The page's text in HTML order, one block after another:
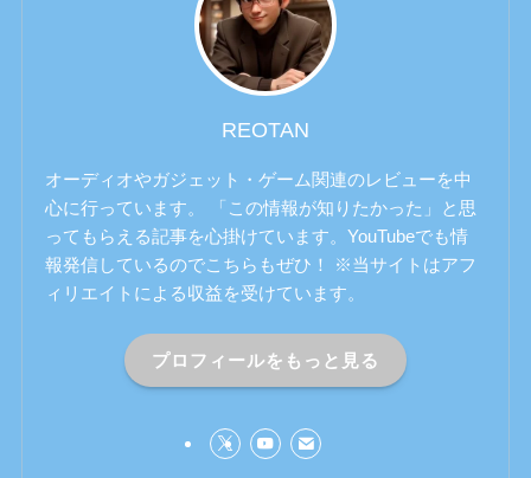
REOTAN
オーディオやガジェット・ゲーム関連のレビューを中
心に行っています。 「この情報が知りたかった」と思
ってもらえる記事を心掛けています。YouTubeでも情
報発信しているのでこちらもぜひ！ ※当サイトはアフ
ィリエイトによる収益を受けています。
プロフィールをもっと見る